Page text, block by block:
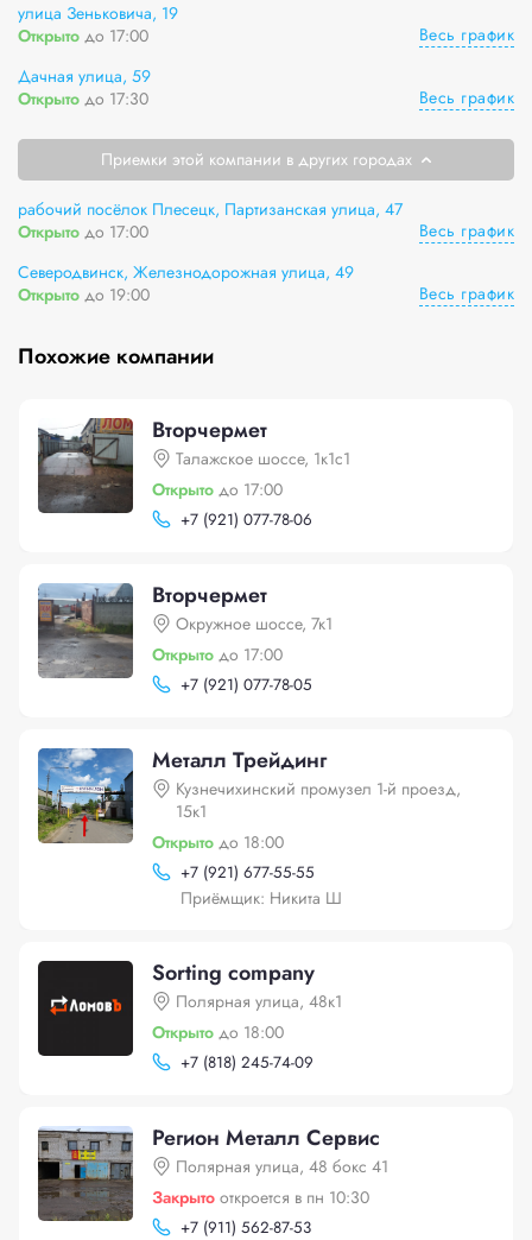
улица Зеньковича, 19
Открыто до 17:00
Весь график
Дачная улица, 59
Открыто до 17:30 Весь график
Приемки этой компании в других городах
рабочий посёлок Плесецк, Партизанская улица, 47
Открыто до 17:00
Весь график
Северодвинск, Железнодорожная улица, 49
Открыто до 19:00 Весь график
Похожие компании
Вторчермет
Талажское шоссе, 1к1с1
Открыто до 17:00
+7 (921) 077-78-06
Вторчермет
Окружное шоссе, 7к1
Открыто до 17:00
+7 (921) 077-78-05
Металл Трейдинг
Кузнечихинский промузел 1-й проезд,
15к1
Открыто до 18:00
+7 (921) 677-55-55
Приёмщик: Никита Ш
Sorting company
Полярная улица, 48к1
Открыто до 18:00
+7 (818) 245-74-09
Регион Металл Сервис
Полярная улица, 48 бокс 41
Закрыто откроется в пн 10:30
+7 (911) 562-87-53